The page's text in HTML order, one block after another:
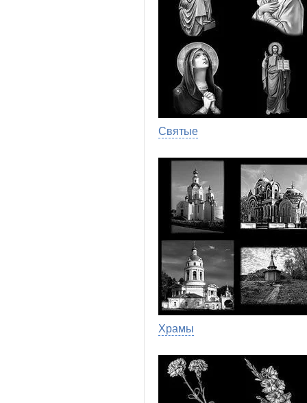
Святые
Храмы